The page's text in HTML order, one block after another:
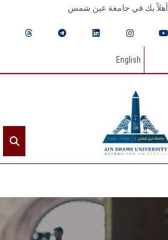
أهلاً بك في جامعة عين شمس
English
الرئيسيـة